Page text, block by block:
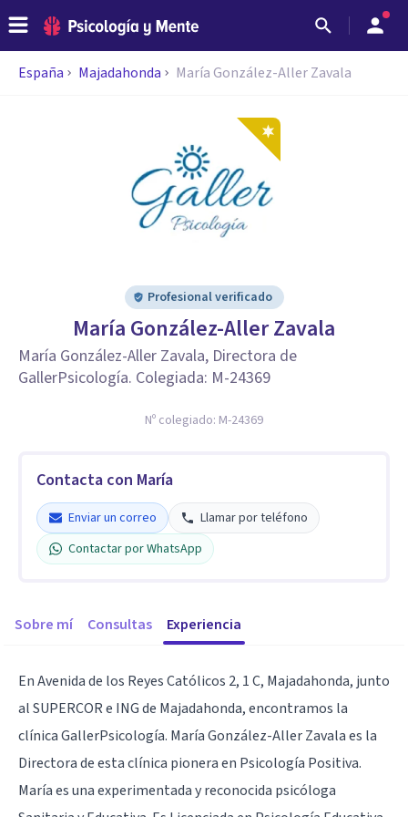
España Majadahonda María González-Aller Zavala
Profesional verificado
María González-Aller Zavala
María González-Aller Zavala, Directora de
GallerPsicología. Colegiada: M-24369
Nº colegiado: M-24369
Contacta con María
Enviar un correo
Llamar por teléfono
Contactar por WhatsApp
Sobre mí Consultas Experiencia
En Avenida de los Reyes Católicos 2, 1 C, Majadahonda, junto
al SUPERCOR e ING de Majadahonda, encontramos la
clínica GallerPsicología. María González-Aller Zavala es la
Directora de esta clínica pionera en Psicología Positiva.
María es una experimentada y reconocida psicóloga